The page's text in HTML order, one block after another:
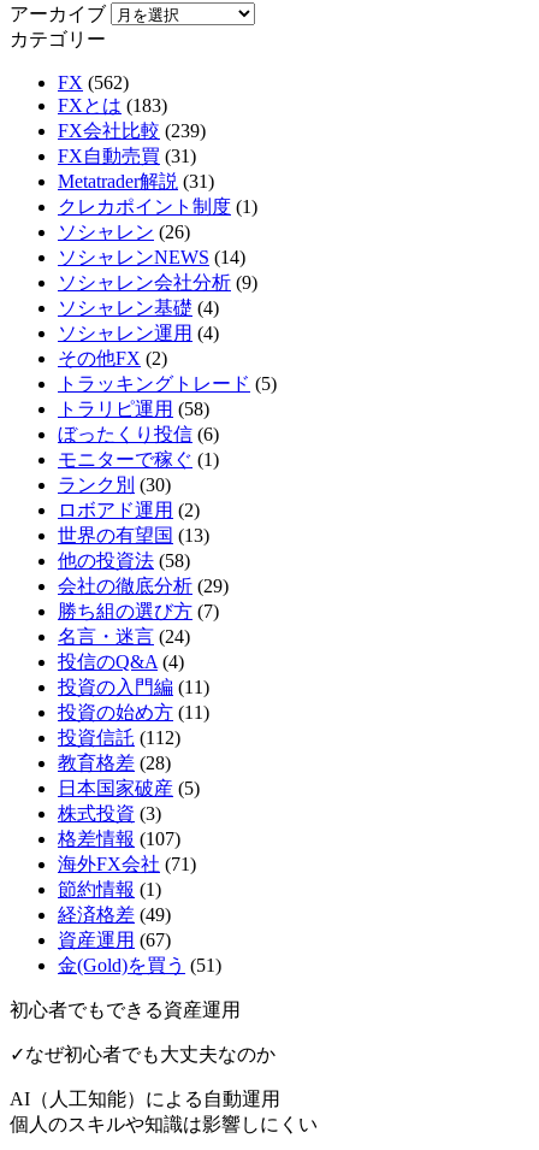
アーカイブ
カテゴリー
FX (562)
FXとは (183)
FX会社比較 (239)
FX自動売買 (31)
Metatrader解説 (31)
クレカポイント制度 (1)
ソシャレン (26)
ソシャレンNEWS (14)
ソシャレン会社分析 (9)
ソシャレン基礎 (4)
ソシャレン運用 (4)
その他FX (2)
トラッキングトレード (5)
トラリピ運用 (58)
ぼったくり投信 (6)
モニターで稼ぐ (1)
ランク別 (30)
ロボアド運用 (2)
世界の有望国 (13)
他の投資法 (58)
会社の徹底分析 (29)
勝ち組の選び方 (7)
名言・迷言 (24)
投信のQ&A (4)
投資の入門編 (11)
投資の始め方 (11)
投資信託 (112)
教育格差 (28)
日本国家破産 (5)
株式投資 (3)
格差情報 (107)
海外FX会社 (71)
節約情報 (1)
経済格差 (49)
資産運用 (67)
金(Gold)を買う (51)
初心者でもできる資産運用
✓なぜ初心者でも大丈夫なのか
AI（人工知能）による 自動運用
個人のスキルや知識は影響しにくい